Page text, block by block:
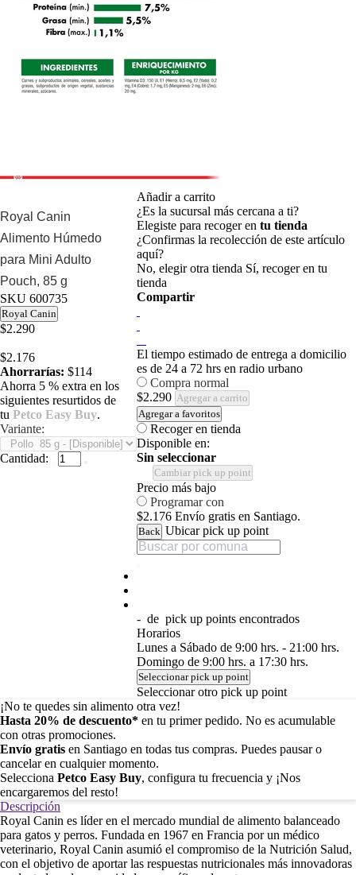
Royal Canin
Alimento Húmedo
para Mini Adulto
Pouch, 85 g
SKU 600735
Royal Canin
$2.290
$2.176
Ahorrarías: $114
Ahorra 5 % extra en los
siguientes resurtidos de
tu Petco Easy Buy.
Variante:
Cantidad:
Añadir a carrito
¿Es la sucursal más cercana a ti?
Elegiste para recoger en tu tienda
¿Confirmas la recolección de este artículo
aquí?
No, elegir otra tienda Sí, recoger en tu
tienda
Compartir
El tiempo estimado de entrega a domicilio
es de 24 a 72 hrs en radio urbano
Compra normal
$2.290 Agregar a carrito
Agregar a favoritos
Recoger en tienda
Disponible en:
Sin seleccionar
Cambiar pick up point
Precio más bajo
Programar con
$2.176 Envío gratis en Santiago.
Back Ubicar pick up point
- de pick up points encontrados
Horarios
Lunes a Sábado de 9:00 hrs. - 21:00 hrs.
Domingo de 9:00 hrs. a 17:30 hrs.
Seleccionar pick up point
Seleccionar otro pick up point
¡No te quedes sin alimento otra vez!
Hasta 20% de descuento* en tu primer pedido. No es acumulable
con otras promociones.
Envío gratis en Santiago en todas tus compras. Puedes pausar o
cancelar en cualquier momento.
Selecciona Petco Easy Buy, configura tu frecuencia y ¡Nos
encargaremos del resto!
Descripción
Royal Canin es líder en el mercado mundial de alimento balanceado
para gatos y perros. Fundada en 1967 en Francia por un médico
veterinario, Royal Canin asumió el compromiso de la Nutrición Salud,
con el objetivo de aportar las respuestas nutricionales más innovadoras